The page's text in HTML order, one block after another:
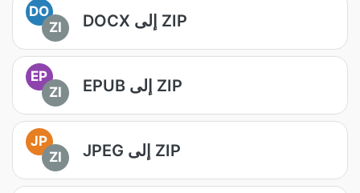
DO
ZI
DOCX إلى ZIP
EP
ZI
EPUB إلى ZIP
JP
ZI
JPEG إلى ZIP